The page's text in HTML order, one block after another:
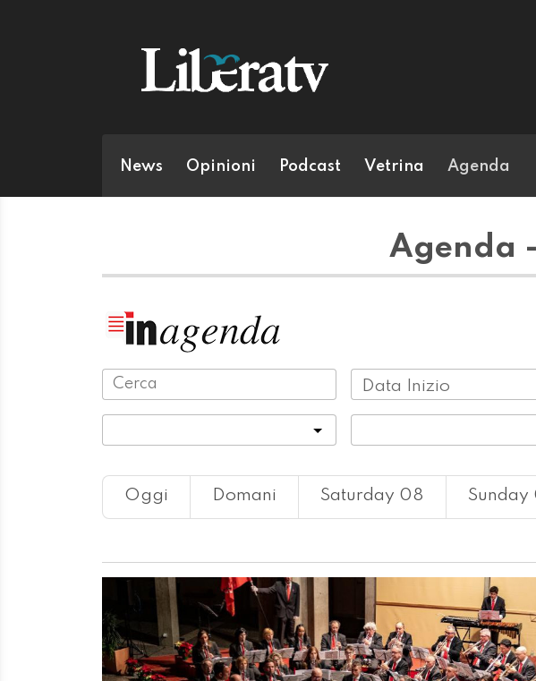
News Opinioni Podcast Vetrina Agenda
Agenda
Data Inizio
Oggi Domani Saturday 08 Sunday